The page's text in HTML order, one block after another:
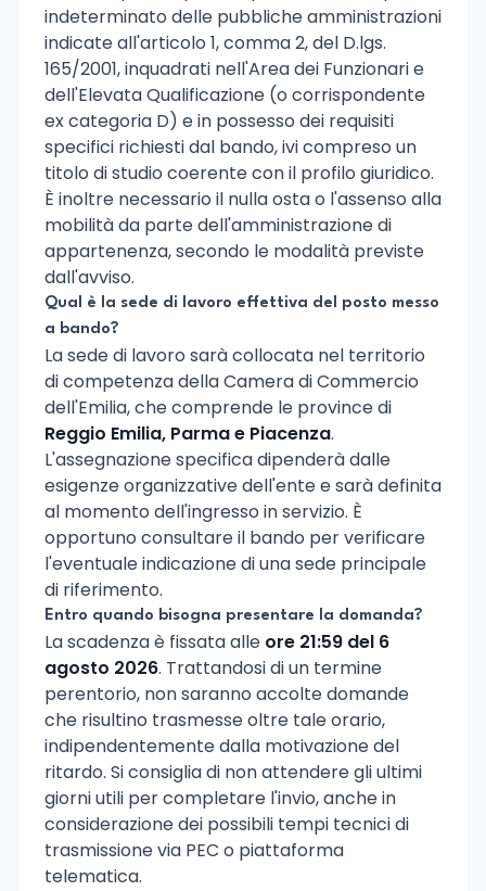
indeterminato delle pubbliche amministrazioni
indicate all'articolo 1, comma 2, del D.lgs.
165/2001, inquadrati nell'Area dei Funzionari e
dell'Elevata Qualificazione (o corrispondente
ex categoria D) e in possesso dei requisiti
specifici richiesti dal bando, ivi compreso un
titolo di studio coerente con il profilo giuridico.
È inoltre necessario il nulla osta o l'assenso alla
mobilità da parte dell'amministrazione di
appartenenza, secondo le modalità previste
dall'avviso.
Qual è la sede di lavoro effettiva del posto messo
a bando?
La sede di lavoro sarà collocata nel territorio
di competenza della Camera di Commercio
dell'Emilia, che comprende le province di
Reggio Emilia, Parma e Piacenza.
L'assegnazione specifica dipenderà dalle
esigenze organizzative dell'ente e sarà definita
al momento dell'ingresso in servizio. È
opportuno consultare il bando per verificare
l'eventuale indicazione di una sede principale
di riferimento.
Entro quando bisogna presentare la domanda?
La scadenza è fissata alle ore 21:59 del 6
agosto 2026. Trattandosi di un termine
perentorio, non saranno accolte domande
che risultino trasmesse oltre tale orario,
indipendentemente dalla motivazione del
ritardo. Si consiglia di non attendere gli ultimi
giorni utili per completare l'invio, anche in
considerazione dei possibili tempi tecnici di
trasmissione via PEC o piattaforma
telematica.